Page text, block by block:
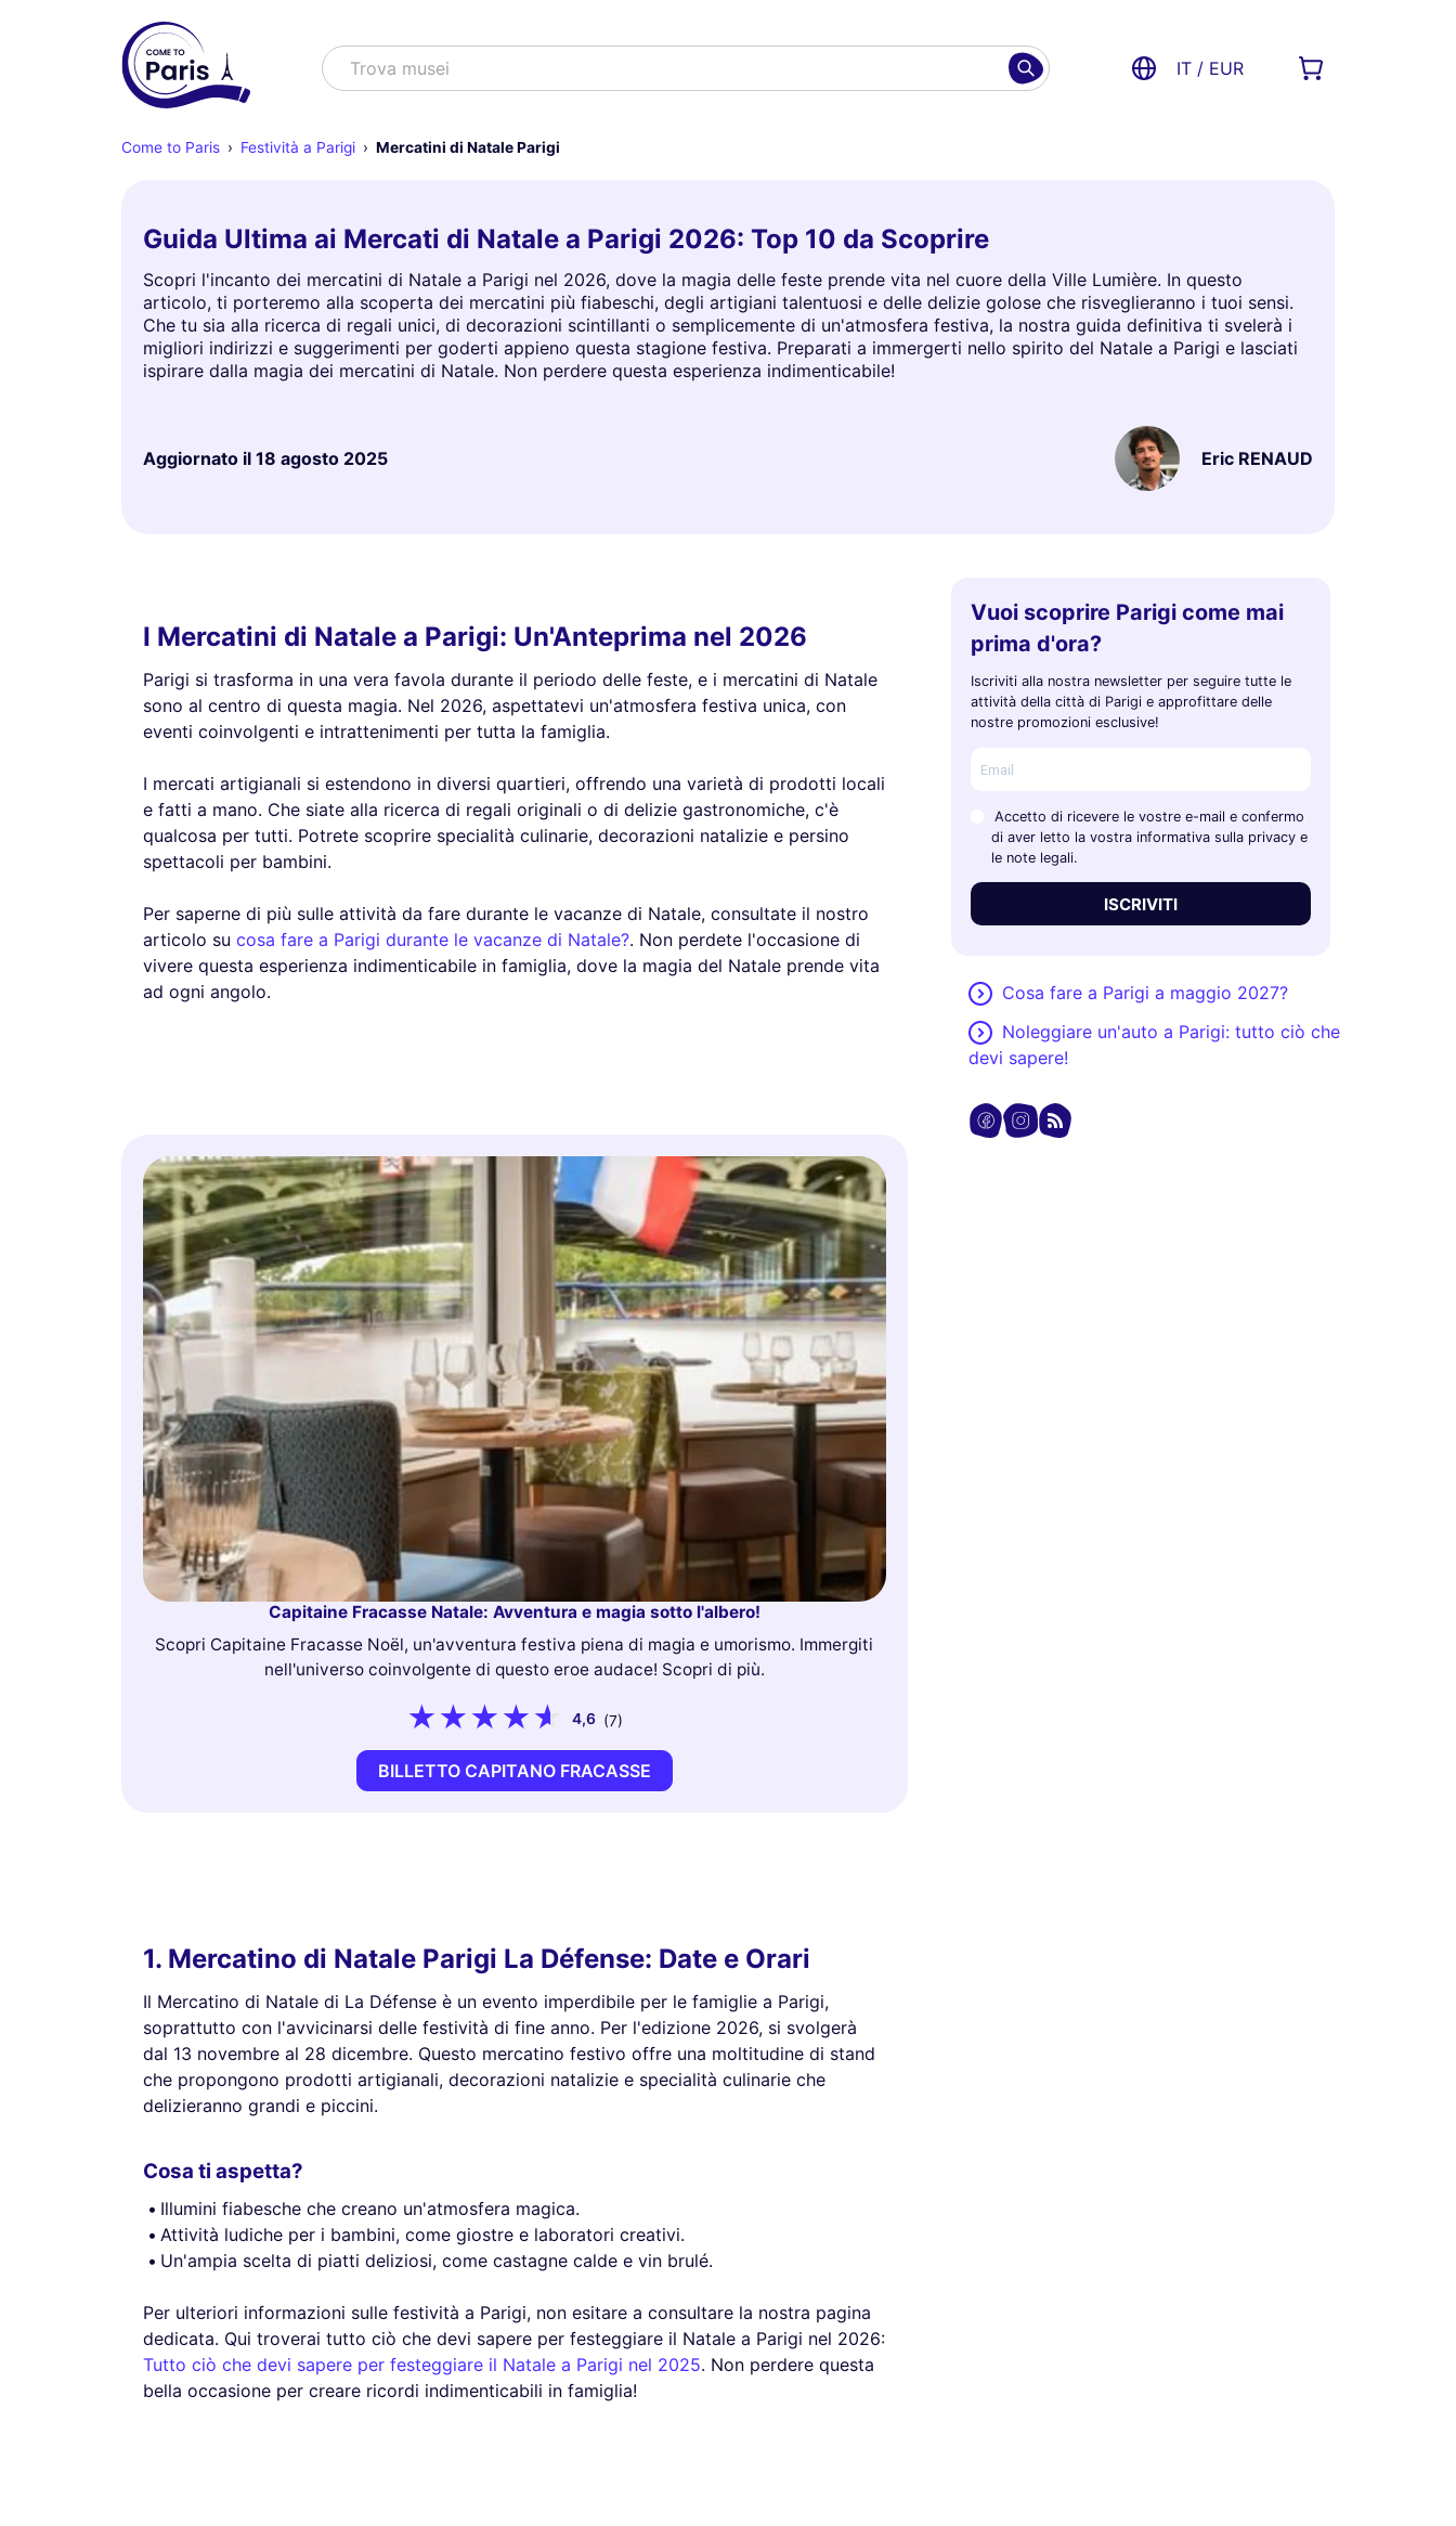
Cercare
Trova musei IT / EUR
Come to Paris Festività a Parigi Mercatini di Natale Parigi
Guida Ultima ai Mercati di Natale a Parigi 2026: Top 10 da Scoprire
Scopri l'incanto dei mercatini di Natale a Parigi nel 2026, dove la magia delle feste prende vita nel cuore della Ville Lumière. In questo
articolo, ti porteremo alla scoperta dei mercatini più fiabeschi, degli artigiani talentuosi e delle delizie golose che risveglieranno i tuoi sensi.
Che tu sia alla ricerca di regali unici, di decorazioni scintillanti o semplicemente di un'atmosfera festiva, la nostra guida definitiva ti svelerà i
migliori indirizzi e suggerimenti per goderti appieno questa stagione festiva. Preparati a immergerti nello spirito del Natale a Parigi e lasciati
ispirare dalla magia dei mercatini di Natale. Non perdere questa esperienza indimenticabile!
Aggiornato il 18 agosto 2025 Eric RENAUD
I Mercatini di Natale a Parigi: Un'Anteprima nel 2026
Parigi si trasforma in una vera favola durante il periodo delle feste, e i mercatini di Natale
sono al centro di questa magia. Nel 2026, aspettatevi un'atmosfera festiva unica, con
eventi coinvolgenti e intrattenimenti per tutta la famiglia.
I mercati artigianali si estendono in diversi quartieri, offrendo una varietà di prodotti locali
e fatti a mano. Che siate alla ricerca di regali originali o di delizie gastronomiche, c'è
qualcosa per tutti. Potrete scoprire specialità culinarie, decorazioni natalizie e persino
spettacoli per bambini.
Per saperne di più sulle attività da fare durante le vacanze di Natale, consultate il nostro
articolo su cosa fare a Parigi durante le vacanze di Natale?. Non perdete l'occasione di
vivere questa esperienza indimenticabile in famiglia, dove la magia del Natale prende vita
ad ogni angolo.
Capitaine Fracasse Natale: Avventura e magia sotto l'albero!
Scopri Capitaine Fracasse Noël, un'avventura festiva piena di magia e umorismo. Immergiti
nell'universo coinvolgente di questo eroe audace! Scopri di più.
4,6 (7)
BILLETTO CAPITANO FRACASSE
1. Mercatino di Natale Parigi La Défense: Date e Orari
Il Mercatino di Natale di La Défense è un evento imperdibile per le famiglie a Parigi,
soprattutto con l'avvicinarsi delle festività di fine anno. Per l'edizione 2026, si svolgerà
dal 13 novembre al 28 dicembre. Questo mercatino festivo offre una moltitudine di stand
che propongono prodotti artigianali, decorazioni natalizie e specialità culinarie che
delizieranno grandi e piccini.
Cosa ti aspetta?
Illumini fiabesche che creano un'atmosfera magica.
Attività ludiche per i bambini, come giostre e laboratori creativi.
Un'ampia scelta di piatti deliziosi, come castagne calde e vin brulé.
Per ulteriori informazioni sulle festività a Parigi, non esitare a consultare la nostra pagina
dedicata. Qui troverai tutto ciò che devi sapere per festeggiare il Natale a Parigi nel 2026:
Tutto ciò che devi sapere per festeggiare il Natale a Parigi nel 2025. Non perdere questa
bella occasione per creare ricordi indimenticabili in famiglia!
Vuoi scoprire Parigi come mai
prima d'ora?
Iscriviti alla nostra newsletter per seguire tutte le
attività della città di Parigi e approfittare delle
nostre promozioni esclusive!
Accetto di ricevere le vostre e-mail e confermo
di aver letto la vostra informativa sulla privacy e
le note legali.
ISCRIVITI
Cosa fare a Parigi a maggio 2027?
Noleggiare un'auto a Parigi: tutto ciò che
devi sapere!